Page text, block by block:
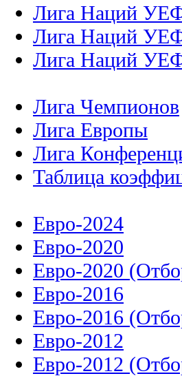
Лига Наций
Лига Наций
Лига Наций
Лига Чемпионов
Лига Европы
Лига
Таблица
Евро-2024
Евро-2020
Евро-2020
Евро-2016
Евро-2016
Евро-2012
Евро-2012